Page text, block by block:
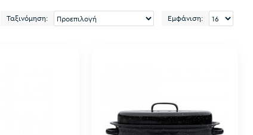
Ταξινόμηση: Εμφάνιση: